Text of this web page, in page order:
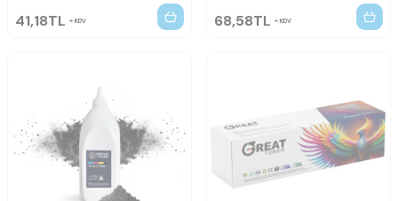
41,18TL KDV 68,58TL KDV